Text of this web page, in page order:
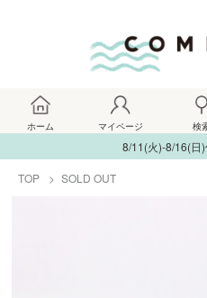
ホーム マイページ 検
8/11(火)-8/16(日
TOP SOLD OUT